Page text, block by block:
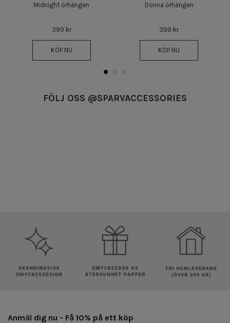
Midnight örhängen
399 kr
KÖP NU
Donna örhängen
399 kr
KÖP NU
FÖLJ OSS @SPARVACCESSORIES
Anmäl dig nu - Få 10% på ett köp